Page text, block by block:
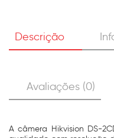
Descrição
Avaliações (0)
A câmera Hikvision DS-